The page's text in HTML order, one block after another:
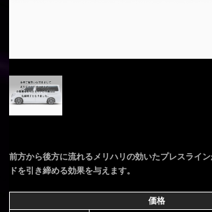
前方から後方に流れるメリハリの効いたプレスライ
ドを引き締める効果を与えます。
価格